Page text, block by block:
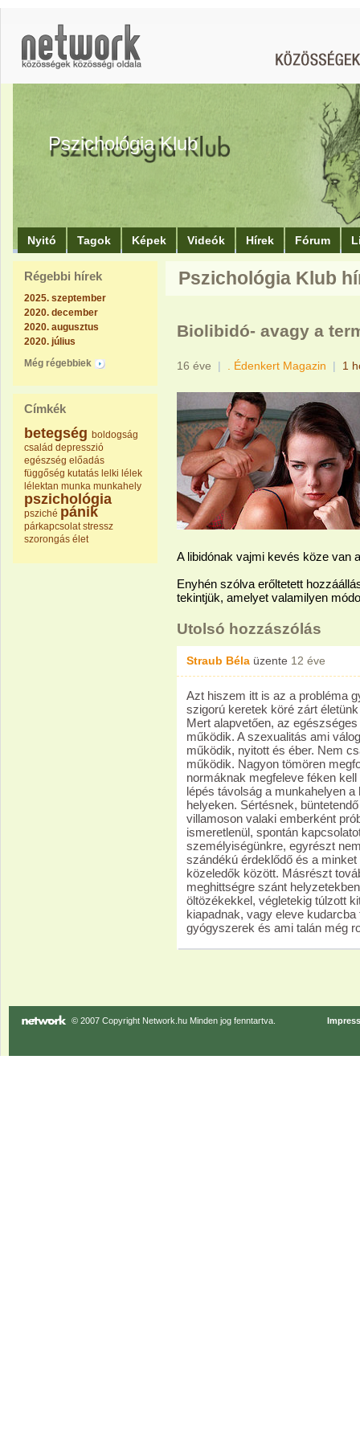
Pszichológia Klub
Nyitó Tagok Képek Videók Hírek Fórum
Régebbi hírek
2025. szeptember
2020. december
2020. augusztus
2020. július
Még régebbiek
Címkék
betegség boldogság
család depresszió
egészség előadás
függőség kutatás lelki lélek
lélektan munka munkahely
pszichológia
psziché pánik
párkapcsolat stressz
szorongás élet
Pszichológia Klub
Biolibidó- avagy a
16 éve | . Édenkert Magazin | 1
A libidónak vajmi kevés köze van
Enyhén szólva erőltetett
tekintjük, amelyet valamilyen
Utolsó hozzászólás
Straub Béla üzente 12 éve
Azt hiszem itt is az a probléma
szigorú keretek köré zárt
Mert alapvetően, az
működik. A szexualitás ami
működik, nyitott és éber. Nem
működik. Nagyon tömören
normáknak megfeleve féken
lépés távolság a munkahelyen
helyeken. Sértésnek,
villamoson valaki emberként
ismeretlenül, spontán
személyiségünkre, egyrészt
szándékú érdeklődő és a
közeledők között. Másrészt
meghittségre szánt
öltözékekkel, végletekig túlzott
kiapadnak, vagy eleve
gyógyszerek és ami talán még
© 2007 Copyright Network.hu Minden jog fenntartva.